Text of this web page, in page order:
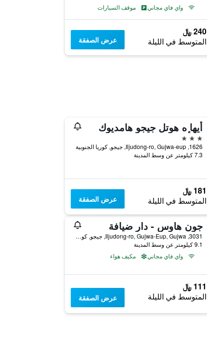
واي فاي مجاني
موقف السيارات
240 ﷼
المتوسط في الليلة عرض الصفقة
أيها ٕه هوتل جيجو هامديوك
3 نجوم
1626, Iljudong-ro, Gujwa-eup, جيجو, كوريا الجنوبية
7.3 كيلومتر عن وسط المدينة
181 ﷼
المتوسط في الليلة عرض الصفقة
جون هاوس - دار ضيافة
3031, Iljudong-ro, Gujwa-Eup, Gujwa, جيجو, كوريا الجنوبية
9.1 كيلومتر عن وسط المدينة
واي فاي مجاني
مكيف هواء
111 ﷼
المتوسط في الليلة عرض الصفقة